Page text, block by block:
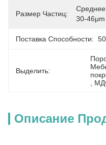
Размер Частиц:
Среднее
30-46μm
Поставка Способности:
Выделить:
Описание